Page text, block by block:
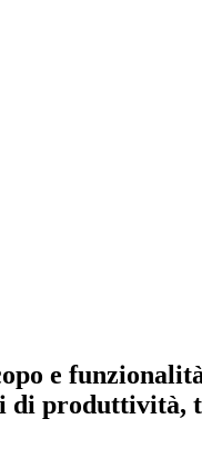
e
produttività,